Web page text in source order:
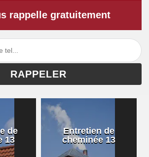
rappelle gratuitement
de
13
Entretien de
cheminée 13